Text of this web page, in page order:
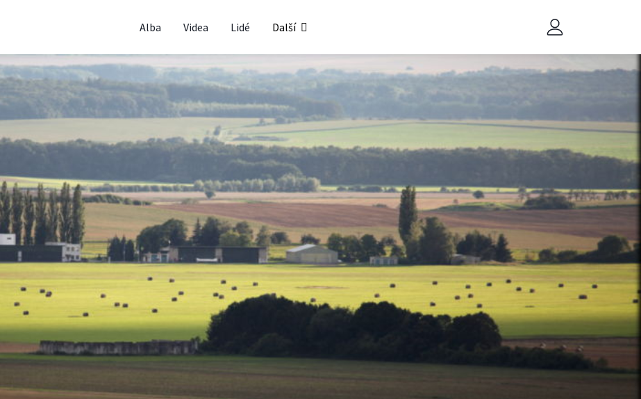
Alba Videa Lidé Další